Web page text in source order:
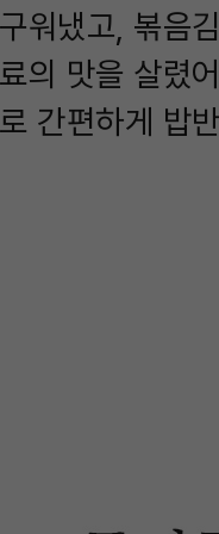
구워냈고, 볶음
료의 맛을 살렸
로 간편하게 밥